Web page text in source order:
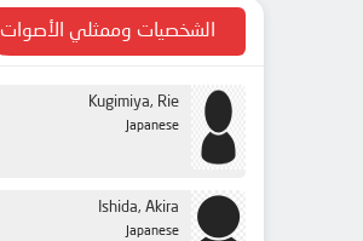
الحلقة 33
الحلقة 34
الحلقة 35
الحلقة 36
الحلقة 38
الشخصيات وممثلي الأصوات
Kugimiya, Rie
Japanese
Ishida, Akira
Japanese